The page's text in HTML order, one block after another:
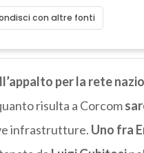
con altre fonti
per la rete
risulta a Corcom
infrastrutture. Uno fra